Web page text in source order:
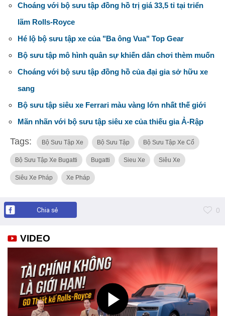
Choáng với bộ sưu tập đồng hồ trị giá 33,5 tỉ tại triển
lãm Rolls-Royce
Hé lộ bộ sưu tập xe của "Ba ông Vua" Top Gear
Bộ sưu tập mô hình quân sự khiến dân chơi thèm muốn
Choáng với bộ sưu tập đồng hồ của đại gia sở hữu xe
sang
Bộ sưu tập siêu xe Ferrari màu vàng lớn nhất thế giới
Mãn nhãn với bộ sưu tập siêu xe của thiếu gia Ả-Rập
Tags: Bộ Sưu Tập Xe Bộ Sưu Tập Bộ Sưu Tập Xe Cổ
Bộ Sưu Tập Xe Bugatti Bugatti Sieu Xe Siêu Xe
Siêu Xe Pháp Xe Pháp
Chia sẻ 0
VIDEO